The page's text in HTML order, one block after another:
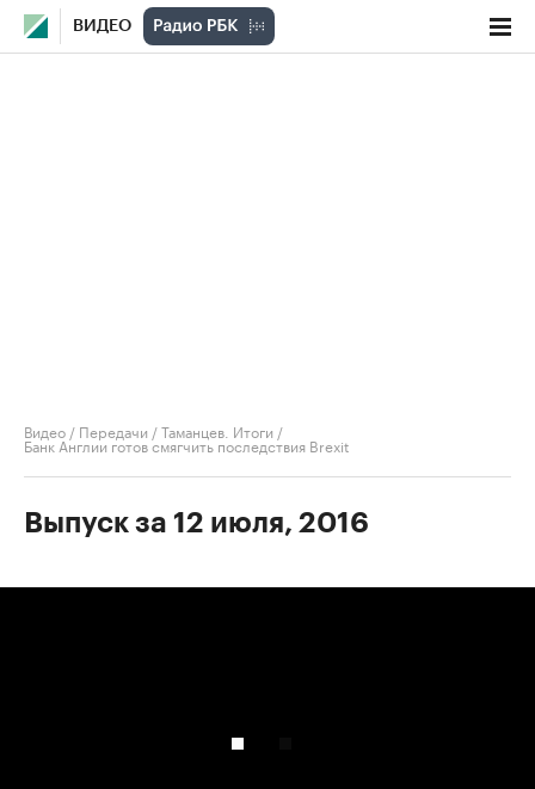
ВИДЕО
Видео / Передачи /Таманцев. Итоги /
Банк Англии готов смягчить последствия Brexit
Выпуск за 12 июля, 2016